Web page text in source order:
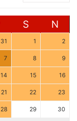
S N
31 1 2
7 8 9
14 15 16
21 22 23
28 29 30